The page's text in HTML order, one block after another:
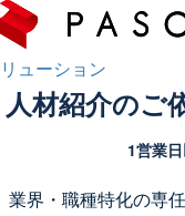
リューション
人材紹介のご
1営業
業界・職種特化の専